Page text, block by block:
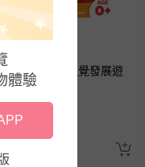
折
Curios - 嬰兒視覺發展遊
體驗